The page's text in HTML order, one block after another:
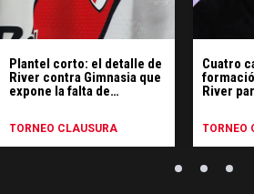
Plantel corto: el detalle de
River contra Gimnasia que
expone la falta de
TORNEO CLAUSURA
Cuatro
River
TORNEO